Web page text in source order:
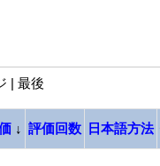
| 最後
↓ 評価回数 日本語方法